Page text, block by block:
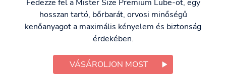
Fedezze fel a Mister Size Premium Lube-ot, egy
hosszan tartó, bőrbarát, orvosi minőségű
kenőanyagot a maximális kényelem és biztonság
érdekében.
VÁSÁROLJON MOST